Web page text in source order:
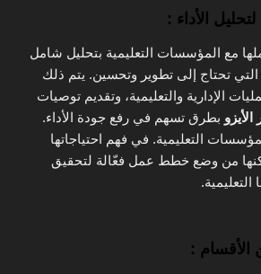
الأداء :
مع المؤسسات التعليمية بتحليل شامل
التي تحتاج إلى تطوير وتحسين. يتم ذلك
الإدارية والتعليمية، وتقديم توصيات
الأيزو بطرق تسهم في رفع جودة الأداء.
التعليمية. في فهم احتياجاتها
من وضع خطط عمل فعّالة لتحقيق
التعليمية.
الأقسام :